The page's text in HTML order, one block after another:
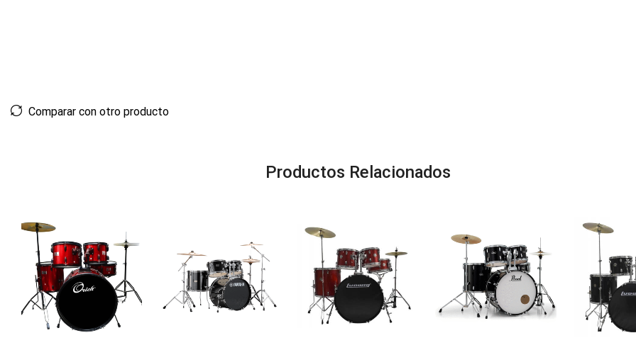
Comparar con otro producto
Productos Relacionados